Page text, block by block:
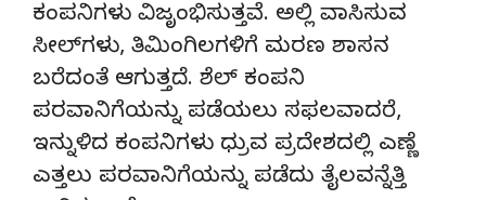
ಕಂಪನಿಗಳು ವಿಜೃಂಭಿಸುತ್ತವೆ. ಅಲ್ಲಿ ವಾಸಿಸುವ
ಸೀಲ್‌ಗಳು, ತಿಮಿಂಗಿಲಗಳಿಗೆ ಮರಣ ಶಾಸನ
ಬರೆದಂತೆ ಆಗುತ್ತದೆ. ಶೆಲ್ ಕಂಪನಿ
ಪರವಾನಿಗೆಯನ್ನು ಪಡೆಯಲು ಸಫಲವಾದರೆ,
ಇನ್ನುಳಿದ ಕಂಪನಿಗಳು ಧ್ರುವ ಪ್ರದೇಶದಲ್ಲಿ ಎಣ್ಣೆ
ಎತ್ತಲು ಪರವಾನಿಗೆಯನ್ನು ಪಡೆದು ತೈಲವನ್ನೆತ್ತಿ